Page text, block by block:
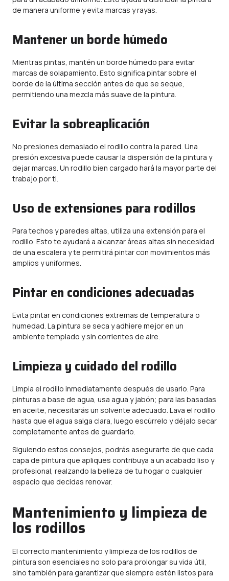
de manera uniforme y evita marcas y rayas.
Mantener un borde húmedo
Mientras pintas, mantén un borde húmedo para evitar
marcas de solapamiento. Esto significa pintar sobre el
borde de la última sección antes de que se seque,
permitiendo una mezcla más suave de la pintura.
Evitar la sobreaplicación
No presiones demasiado el rodillo contra la pared. Una
presión excesiva puede causar la dispersión de la pintura y
dejar marcas. Un rodillo bien cargado hará la mayor parte del
trabajo por ti.
Uso de extensiones para rodillos
Para techos y paredes altas, utiliza una extensión para el
rodillo. Esto te ayudará a alcanzar áreas altas sin necesidad
de una escalera y te permitirá pintar con movimientos más
amplios y uniformes.
Pintar en condiciones adecuadas
Evita pintar en condiciones extremas de temperatura o
humedad. La pintura se seca y adhiere mejor en un
ambiente templado y sin corrientes de aire.
Limpieza y cuidado del rodillo
Limpia el rodillo inmediatamente después de usarlo. Para
pinturas a base de agua, usa agua y jabón; para las basadas
en aceite, necesitarás un solvente adecuado. Lava el rodillo
hasta que el agua salga clara, luego escúrrelo y déjalo secar
completamente antes de guardarlo.
Siguiendo estos consejos, podrás asegurarte de que cada
capa de pintura que apliques contribuya a un acabado liso y
profesional, realzando la belleza de tu hogar o cualquier
espacio que decidas renovar.
Mantenimiento y limpieza de
los rodillos
El correcto mantenimiento y limpieza de los rodillos de
pintura son esenciales no solo para prolongar su vida útil,
sino también para garantizar que siempre estén listos para